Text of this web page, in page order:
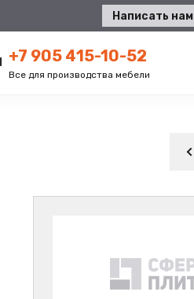
Написать нам
+7 905 415-10-52
Все для производства мебели